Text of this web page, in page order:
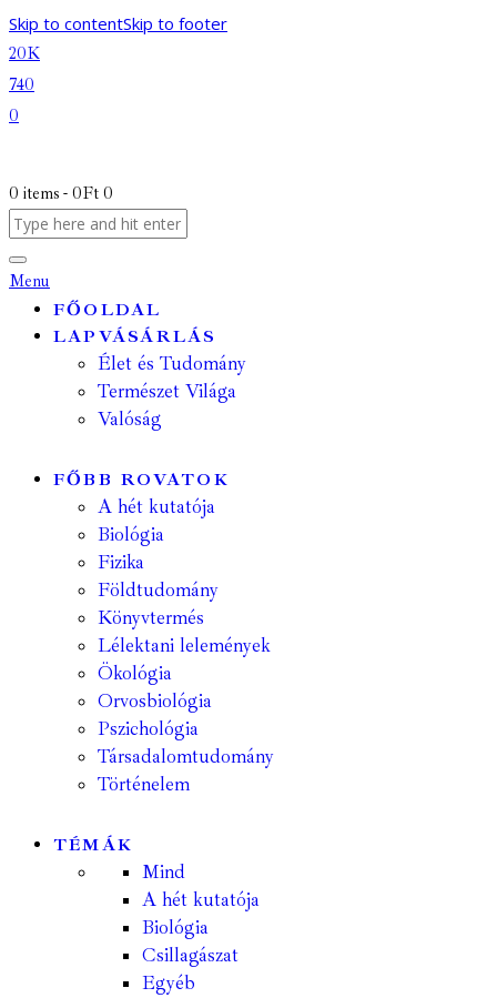
Skip to contentSkip to footer
20K
740
0
0 items - 0Ft 0
Menu
FŐOLDAL
LAPVÁSÁRLÁS
Élet és Tudomány
Természet Világa
Valóság
FŐBB ROVATOK
A hét kutatója
Biológia
Fizika
Földtudomány
Könyvtermés
Lélektani lelemények
Ökológia
Orvosbiológia
Pszichológia
Társadalomtudomány
Történelem
TÉMÁK
Mind
A hét kutatója
Biológia
Csillagászat
Egyéb